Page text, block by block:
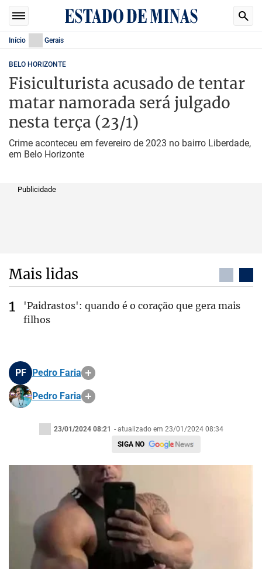
Início Gerais
BELO HORIZONTE
Fisiculturista acusado de tentar
matar namorada será julgado
nesta terça (23/1)
Crime aconteceu em fevereiro de 2023 no bairro Liberdade,
em Belo Horizonte
Publicidade
Mais lidas
'Paidrastos': quando é o coração que gera mais
filhos
PF Pedro Faria
Pedro Faria
23/01/2024 08:21 - atualizado em 23/01/2024 08:34
SIGA NO